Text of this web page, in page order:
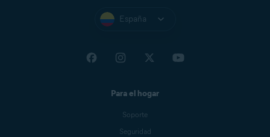
España
Para el hogar
Soporte
Seguridad